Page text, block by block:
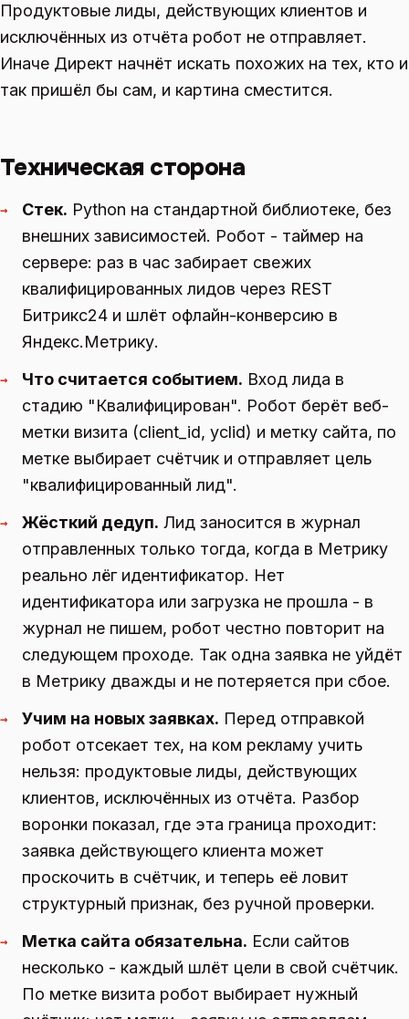
Продуктовые лиды, действующих клиентов и
исключённых из отчёта робот не отправляет.
Иначе Директ начнёт искать похожих на тех, кто и
так пришёл бы сам, и картина сместится.
Техническая сторона
→ Стек. Python на стандартной библиотеке, без
внешних зависимостей. Робот - таймер на
сервере: раз в час забирает свежих
квалифицированных лидов через REST
Битрикс24 и шлёт офлайн-конверсию в
Яндекс.Метрику.
→ Что считается событием. Вход лида в
стадию "Квалифицирован". Робот берёт веб-
метки визита (client_id, yclid) и метку сайта, по
метке выбирает счётчик и отправляет цель
"квалифицированный лид".
→ Жёсткий дедуп. Лид заносится в журнал
отправленных только тогда, когда в Метрику
реально лёг идентификатор. Нет
идентификатора или загрузка не прошла - в
журнал не пишем, робот честно повторит на
следующем проходе. Так одна заявка не уйдёт
в Метрику дважды и не потеряется при сбое.
→ Учим на новых заявках. Перед отправкой
робот отсекает тех, на ком рекламу учить
нельзя: продуктовые лиды, действующих
клиентов, исключённых из отчёта. Разбор
воронки показал, где эта граница проходит:
заявка действующего клиента может
проскочить в счётчик, и теперь её ловит
структурный признак, без ручной проверки.
→ Метка сайта обязательна. Если сайтов
несколько - каждый шлёт цели в свой счётчик.
По метке визита робот выбирает нужный